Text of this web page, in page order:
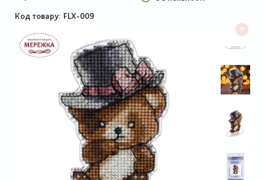
Код товару FLX-009